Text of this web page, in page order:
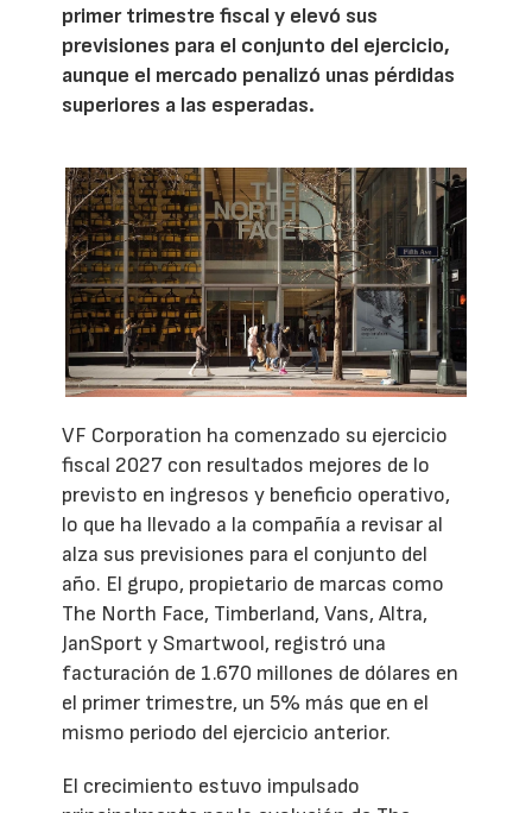
primer trimestre fiscal y elevó sus
previsiones para el conjunto del ejercicio,
aunque el mercado penalizó unas pérdidas
superiores a las esperadas.
VF Corporation ha comenzado su ejercicio
fiscal 2027 con resultados mejores de lo
previsto en ingresos y beneficio operativo,
lo que ha llevado a la compañía a revisar al
alza sus previsiones para el conjunto del
año. El grupo, propietario de marcas como
The North Face, Timberland, Vans, Altra,
JanSport y Smartwool, registró una
facturación de 1.670 millones de dólares en
el primer trimestre, un 5% más que en el
mismo periodo del ejercicio anterior.
El crecimiento estuvo impulsado